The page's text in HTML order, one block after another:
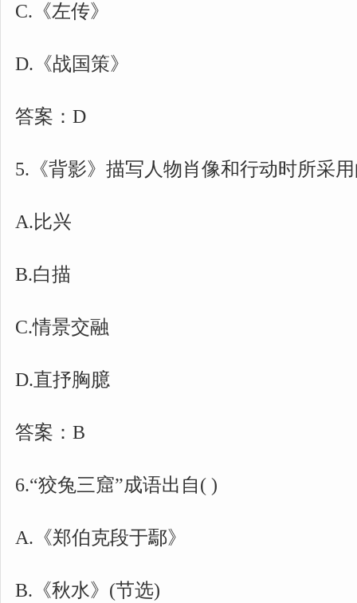
C.《左传》
D.《战国策》
答案：D
5.《背影》描写人物肖像和行动时所采
A.比兴
B.白描
C.情景交融
D.直抒胸臆
答案：B
6.“狡兔三窟”成语出自( )
A.《郑伯克段于鄢》
B.《秋水》(节选)